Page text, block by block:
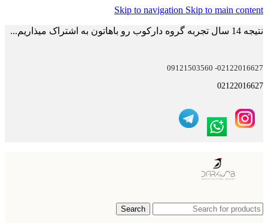
Skip to navigation Skip to main content
نتیجه 14 سال تجربه گروه دارکوب رو باهاتون به اشتراک میذاریم...
02122016627- 09121503560
02122016627
Search